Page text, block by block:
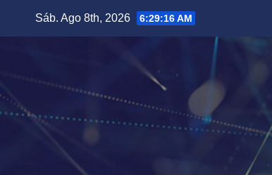
Sáb. Ago 8th, 2026 6:29:17 AM